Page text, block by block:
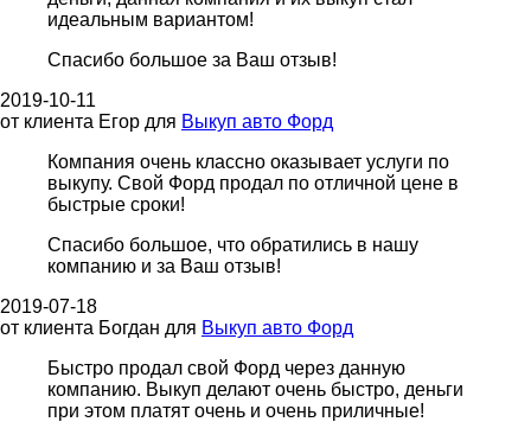
идеальным вариантом!
Спасибо большое за Ваш отзыв!
2019-10-11
от клиента Егор для Выкуп авто Форд
Компания очень классно оказывает услуги по
выкупу. Свой Форд продал по отличной цене в
быстрые сроки!
Спасибо большое, что обратились в нашу
компанию и за Ваш отзыв!
2019-07-18
от клиента Богдан для Выкуп авто Форд
Быстро продал свой Форд через данную
компанию. Выкуп делают очень быстро, деньги
при этом платят очень и очень приличные!